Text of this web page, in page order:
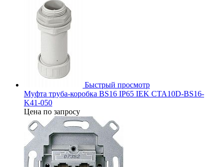
Быстрый просмотр
Муфта труба-коробка BS16 IP65 IEK CTA10D-BS16-
K41-050
Цена по запросу